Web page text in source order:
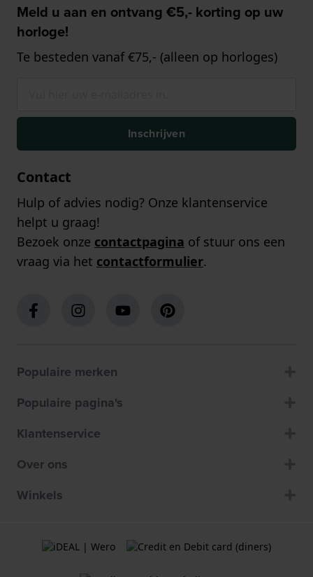
Meld u aan en ontvang €5,- korting op uw
horloge!
Te besteden vanaf €75,- (alleen op horloges)
Inschrijven
Contact
Hulp of advies nodig? Onze klantenservice
helpt u graag!
Bezoek onze contactpagina of stuur ons een
vraag via het contactformulier.
Populaire merken
Populaire pagina's
Klantenservice
Over ons
Winkels